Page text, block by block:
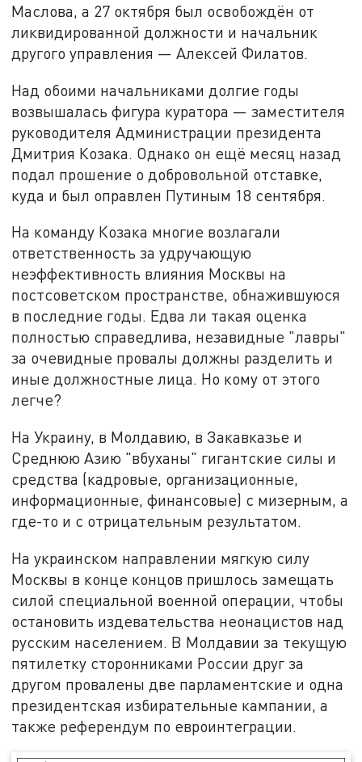
Маслова, а 27 октября был освобождён от
ликвидированной должности и начальник
другого управления — Алексей Филатов.
Над обоими начальниками долгие годы
возвышалась фигура куратора — заместителя
руководителя Администрации президента
Дмитрия Козака. Однако он ещё месяц назад
подал прошение о добровольной отставке,
куда и был оправлен Путиным 18 сентября.
На команду Козака многие возлагали
ответственность за удручающую
неэффективность влияния Москвы на
постсоветском пространстве, обнажившуюся
в последние годы. Едва ли такая оценка
полностью справедлива, незавидные "лавры"
за очевидные провалы должны разделить и
иные должностные лица. Но кому от этого
легче?
На Украину, в Молдавию, в Закавказье и
Среднюю Азию "вбуханы" гигантские силы и
средства (кадровые, организационные,
информационные, финансовые) с мизерным, а
где-то и с отрицательным результатом.
На украинском направлении мягкую силу
Москвы в конце концов пришлось замещать
силой специальной военной операции, чтобы
остановить издевательства неонацистов над
русским населением. В Молдавии за текущую
пятилетку сторонниками России друг за
другом провалены две парламентские и одна
президентская избирательные кампании, а
также референдум по евроинтеграции.